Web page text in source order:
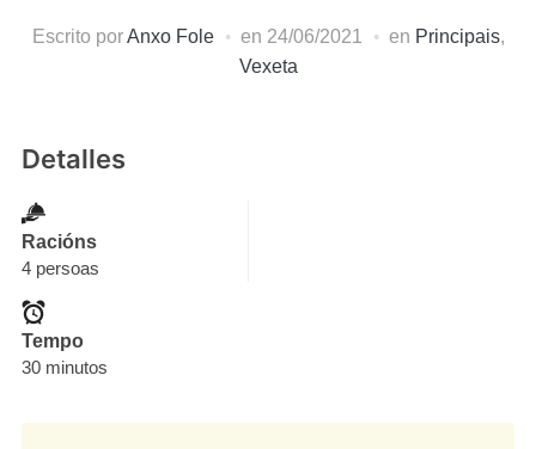
Escrito porAnxo Fole en 24/06/2021 en Principais,
Vexeta
Detalles
Racións
4 persoas
Tempo
30 minutos